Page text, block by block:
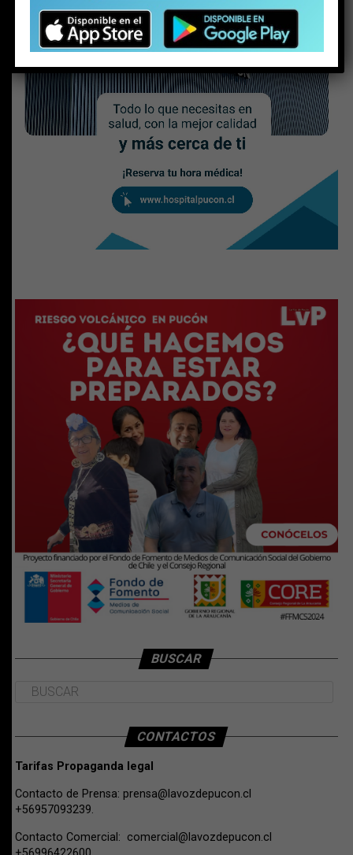
BUSCAR
CONTACTOS
Tarifas Propaganda legal
Contacto de Prensa: prensa@lavozdepucon.cl
+56957093239.
Contacto Comercial: comercial@lavozdepucon.cl